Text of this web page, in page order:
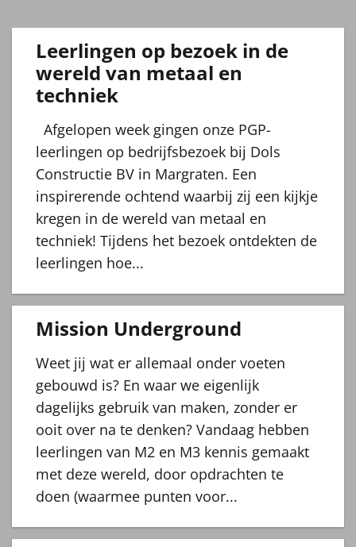
Leerlingen op bezoek in de
wereld van metaal en
techniek
Afgelopen week gingen onze PGP-
leerlingen op bedrijfsbezoek bij Dols
Constructie BV in Margraten. Een
inspirerende ochtend waarbij zij een kijkje
kregen in de wereld van metaal en
techniek! Tijdens het bezoek ontdekten de
leerlingen hoe...
Mission Underground
Weet jij wat er allemaal onder voeten
gebouwd is? En waar we eigenlijk
dagelijks gebruik van maken, zonder er
ooit over na te denken? Vandaag hebben
leerlingen van M2 en M3 kennis gemaakt
met deze wereld, door opdrachten te
doen (waarmee punten voor...